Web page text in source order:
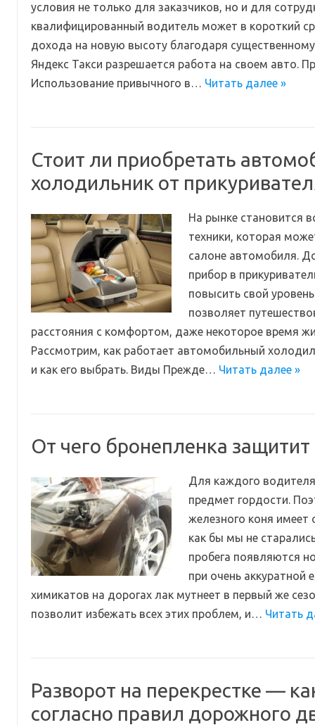
условия не только для заказчиков, но и для
квалифицированный водитель может в короткий
дохода на новую высоту благодаря
Яндекс Такси разрешается работа на своем авто.
Использование привычного в… Читать далее »
Стоит ли приобретать
холодильник от
На рынке становится
техники, которая
салоне автомобиля.
прибор в
повысить свой
позволяет
расстояния с комфортом, даже некоторое время
Рассмотрим, как работает автомобильный
и как его выбрать. Виды Прежде… Читать далее »
От чего бронепленка
Для каждого
предмет гордости.
железного коня имеет
как бы мы не
пробега появляются
при очень аккуратной
химикатов на дорогах лак мутнеет в первый же
позволит избежать всех этих проблем, и… Читать
Разворот на перекрестке —
согласно правил дорожного